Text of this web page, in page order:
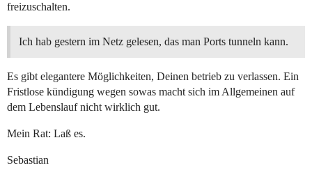
freizuschalten.
Ich hab gestern im Netz gelesen, das man Ports tunneln kann.
Es gibt elegantere Möglichkeiten, Deinen betrieb zu verlassen. Ein
Fristlose kündigung wegen sowas macht sich im Allgemeinen auf
dem Lebenslauf nicht wirklich gut.
Mein Rat: Laß es.
Sebastian